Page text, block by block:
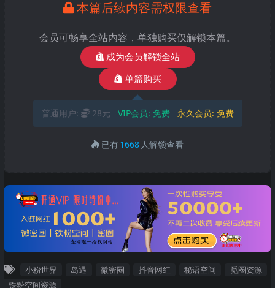
本篇后续内容需权限查看
会员可畅享全站内容，单独购买仅解锁本篇。
成为会员解锁全站
单篇购买
普通用户: 28元 VIP会员: 免费 永久会员: 免费
已有1668 人解锁查看
小粉世界 岛遇 微密圈 抖音网红 秘语空间
觅圈资源
铁粉空间资源